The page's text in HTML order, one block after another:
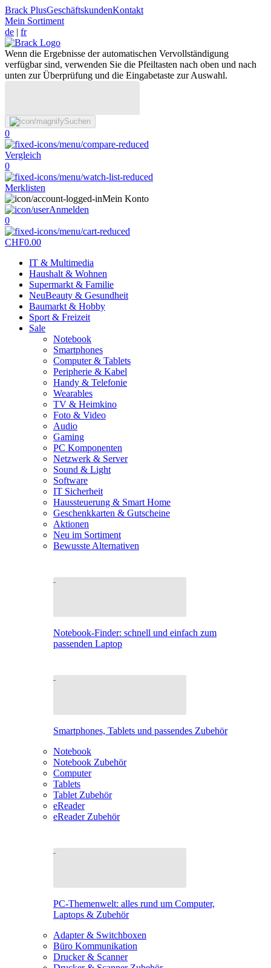
Brack PlusGeschäftskundenKontakt
Mein Sortiment
de | fr
Wenn die Ergebnisse der automatischen Vervollständigung
verfügbar sind, verwenden Sie die Pfeiltasten nach oben und nach
unten zur Überprüfung und die Eingabetaste zur Auswahl.
Suchen
0
Vergleich
0
Merklisten
Mein Konto
Anmelden
0
CHF0.00
IT & Multimedia
Haushalt & Wohnen
Supermarkt & Familie
NeuBeauty & Gesundheit
Baumarkt & Hobby
Sport & Freizeit
Sale
Notebook
Smartphones
Computer & Tablets
Peripherie & Kabel
Handy & Telefonie
Wearables
TV & Heimkino
Foto & Video
Audio
Gaming
PC Komponenten
Netzwerk & Server
Sound & Light
Software
IT Sicherheit
Haussteuerung & Smart Home
Geschenkkarten & Gutscheine
Aktionen
Neu im Sortiment
Bewusste Alternativen
Notebook-Finder: schnell und einfach zum
passenden Laptop
Smartphones, Tablets und passendes Zubehör
Notebook
Notebook Zubehör
Computer
Tablets
Tablet Zubehör
eReader
eReader Zubehör
PC-Themenwelt: alles rund um Computer,
Laptops & Zubehör
Adapter & Switchboxen
Büro Kommunikation
Drucker & Scanner